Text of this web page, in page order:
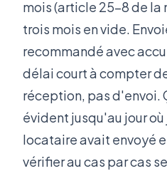
mois (article 25-8 de la
trois mois en vide.
recommandé avec
délai court à compter
réception, pas d'envoi.
évident jusqu'au jour où
locataire avait envoyé
vérifier au cas par cas